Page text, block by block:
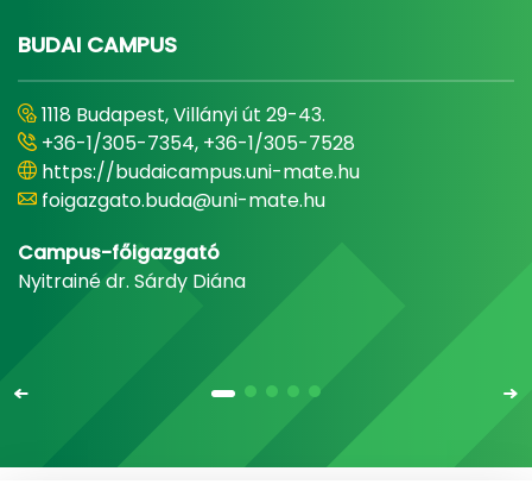
BUDAI CAMPUS
1118 Budapest, Villányi út 29-43.
+36-1/305-7354, +36-1/305-7528
https://budaicampus.uni-mate.hu
foigazgato.buda@uni-mate.hu
Campus-főigazgató
Nyitrainé dr. Sárdy Diána